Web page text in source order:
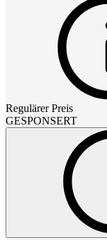
Regulärer Preis
GESPONSERT